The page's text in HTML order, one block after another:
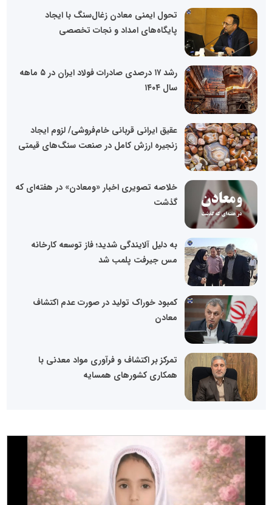
تحول ایمنی معادن زغال‌سنگ با ایجاد
پایگاه‌های امداد و نجات تخصصی
رشد ۱۷ درصدی صادرات فولاد ایران در ۵ ماهه
سال ۱۴۰۴
عقیق ایرانی قربانی خام‌فروشی/ لزوم ایجاد
زنجیره ارزش کامل در صنعت سنگ‌های قیمتی
خلاصه تصویری اخبار «ومعادن» در هفته‌ای که
گذشت
به دلیل آلایندگی شدید؛ فاز توسعه کارخانه
مس جیرفت پلمب شد
کمبود خوراک تولید در صورت عدم اکتشاف
معادن
تمرکز بر اکتشاف و فرآوری مواد معدنی با
همکاری کشورهای همسایه